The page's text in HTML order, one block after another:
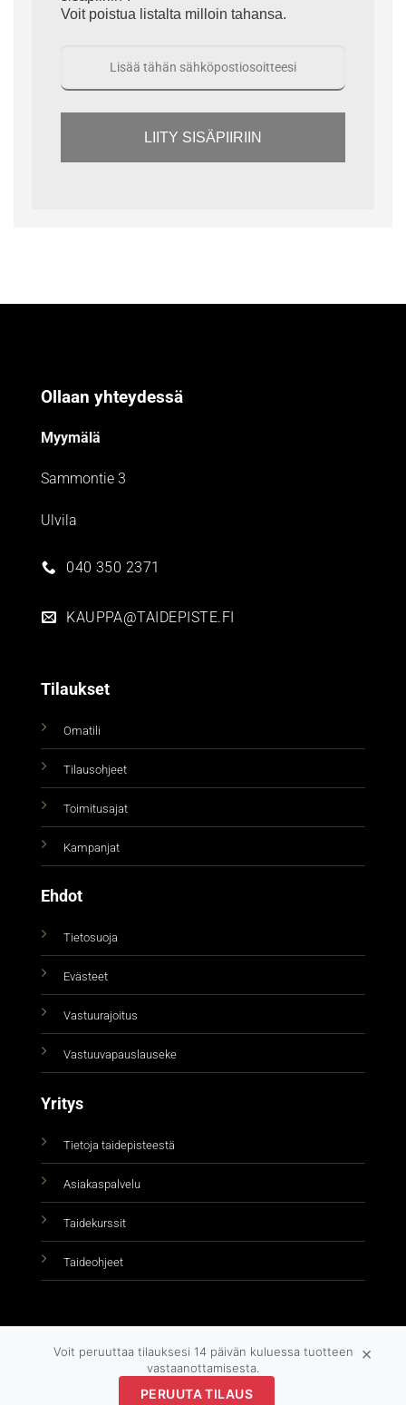
Voit poistua listalta milloin tahansa.
LIITY SISÄPIIRIIN
Ollaan yhteydessä
Myymälä
Sammontie 3
Ulvila
040 350 2371
KAUPPA@TAIDEPISTE.FI
Tilaukset
Omatili
Tilausohjeet
Toimitusajat
Kampanjat
Ehdot
Tietosuoja
Evästeet
Vastuurajoitus
Vastuuvapauslauseke
Yritys
Tietoja taidepisteestä
Asiakaspalvelu
Taidekurssit
Taideohjeet
Copyright 2026 ©taidepiste.fi
Voit peruuttaa tilauksesi 14 päivän kuluessa tuotteen
vastaanottamisesta.
PERUUTA TILAUS
×